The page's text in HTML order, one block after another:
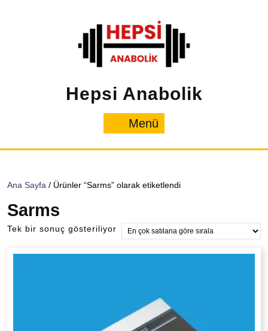
Hepsi Anabolik
Menü
Ana Sayfa / Ürünler “Sarms” olarak etiketlendi
Sarms
Tek bir sonuç gösteriliyor